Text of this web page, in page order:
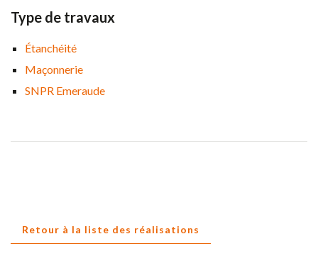
Type de travaux
Étanchéité
Maçonnerie
SNPR Emeraude
Retour à la liste des réalisations